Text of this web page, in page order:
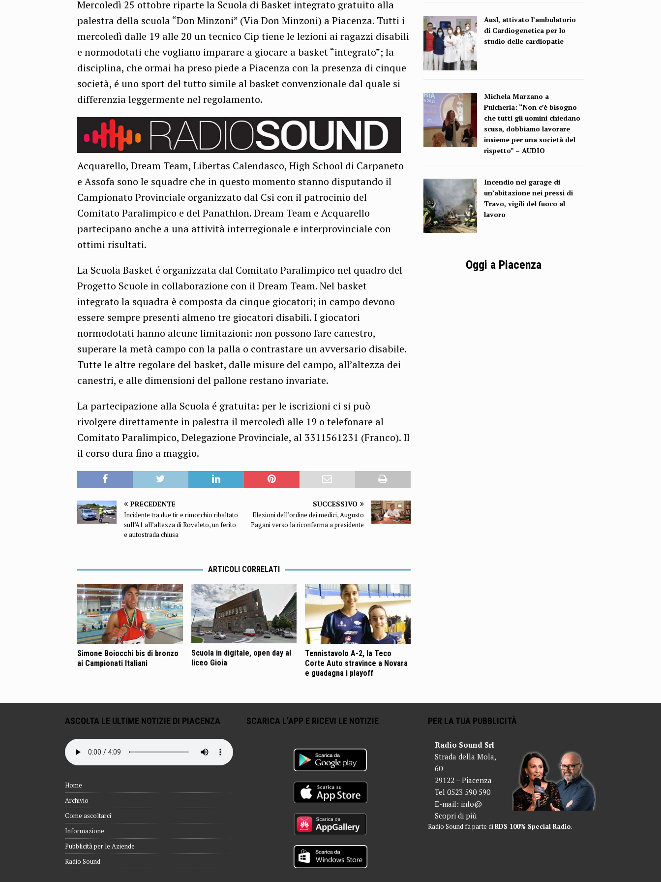
Mercoledì 25 ottobre riparte la Scuola di Basket integrato gratuito alla
palestra della scuola “Don Minzoni” (Via Don Minzoni) a Piacenza. Tutti i
mercoledì dalle 19 alle 20 un tecnico Cip tiene le lezioni ai ragazzi disabili
e normodotati che vogliano imparare a giocare a basket “integrato”; la
disciplina, che ormai ha preso piede a Piacenza con la presenza di cinque
società, é uno sport del tutto simile al basket convenzionale dal quale si
differenzia leggermente nel regolamento.
Acquarello, Dream Team, Libertas Calendasco, High School di Carpaneto
e Assofa sono le squadre che in questo momento stanno disputando il
Campionato Provinciale organizzato dal Csi con il patrocinio del
Comitato Paralimpico e del Panathlon. Dream Team e Acquarello
partecipano anche a una attività interregionale e interprovinciale con
ottimi risultati.
La Scuola Basket é organizzata dal Comitato Paralimpico nel quadro del
Progetto Scuole in collaborazione con il Dream Team. Nel basket
integrato la squadra è composta da cinque giocatori; in campo devono
essere sempre presenti almeno tre giocatori disabili. I giocatori
normodotati hanno alcune limitazioni: non possono fare canestro,
superare la metà campo con la palla o contrastare un avversario disabile.
Tutte le altre regolare del basket, dalle misure del campo, all’altezza dei
canestri, e alle dimensioni del pallone restano invariate.
La partecipazione alla Scuola é gratuita: per le iscrizioni ci si può
rivolgere direttamente in palestra il mercoledì alle 19 o telefonare al
Comitato Paralimpico, Delegazione Provinciale, al 3311561231 (Franco). Il
il corso dura fino a maggio.
PRECEDENTE
Incidente tra due tir e rimorchio ribaltato
sull’A1 all’altezza di Roveleto, un ferito
e autostrada chiusa
SUCCESSIVO
Elezioni dell’ordine dei medici, Augusto
Pagani verso la riconferma a presidente
ARTICOLI CORRELATI
Simone Boiocchi bis di bronzo
ai Campionati Italiani
Scuola in digitale, open day al
liceo Gioia
Tennistavolo A-2, la Teco
Corte Auto stravince a Novara
e guadagna i playoff
Ausl, attivato l’ambulatorio
di Cardiogenetica per lo
studio delle cardiopatie
Michela Marzano a
Pulcheria: “Non c’è bisogno
che tutti gli uomini chiedano
scusa, dobbiamo lavorare
insieme per una società del
rispetto” – AUDIO
Incendio nel garage di
un’abitazione nei pressi di
Travo, vigili del fuoco al
lavoro
Oggi a Piacenza
ASCOLTA LE ULTIME NOTIZIE DI PIACENZA
Home
Archivio
Come ascoltarci
Informazione
Pubblicità per le Aziende
Radio Sound
SCARICA L’APP E RICEVI LE NOTIZIE PER LA TUA PUBBLICITÀ
Radio Sound Srl
Strada della Mola,
60
29122 – Piacenza
Tel 0523 590 590
E-mail: info@
Scopri di più
Radio Sound fa parte di RDS 100% Special Radio.